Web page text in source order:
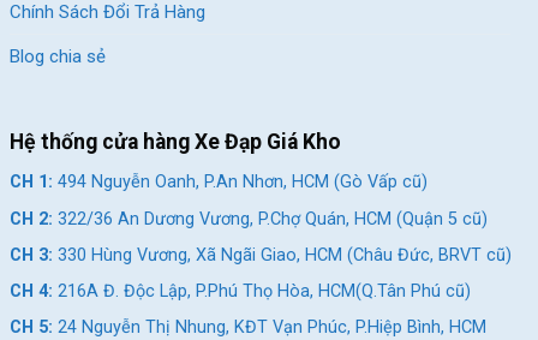
Chính Sách Đổi Trả Hàng
Blog chia sẻ
Hệ thống cửa hàng Xe Đạp Giá Kho
CH 1: 494 Nguyễn Oanh, P.An Nhơn, HCM (Gò Vấp cũ)
CH 2: 322/36 An Dương Vương, P.Chợ Quán, HCM (Quận 5 cũ)
CH 3: 330 Hùng Vương, Xã Ngãi Giao, HCM (Châu Đức, BRVT cũ)
CH 4: 216A Đ. Độc Lập, P.Phú Thọ Hòa, HCM(Q.Tân Phú cũ)
CH 5: 24 Nguyễn Thị Nhung, KĐT Vạn Phúc, P.Hiệp Bình, HCM